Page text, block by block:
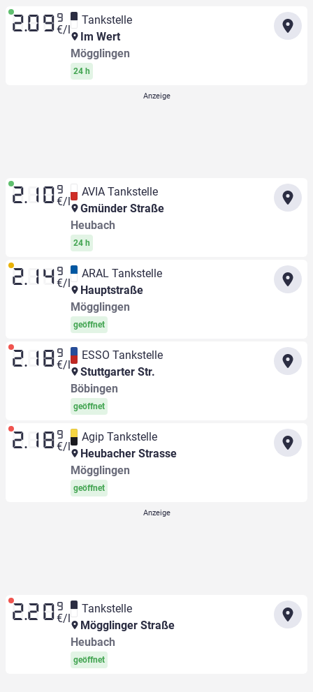
2.09 9
€/l
Tankstelle
Im Wert
Mögglingen
24 h
2.10 9
€/l
AVIA Tankstelle
Gmünder Straße
Heubach
24 h
2.14 9
€/l
ARAL Tankstelle
Hauptstraße
Mögglingen
geöffnet
2.18 9
€/l
ESSO Tankstelle
Stuttgarter Str.
Böbingen
geöffnet
2.18 9
€/l
Agip Tankstelle
Heubacher Strasse
Mögglingen
geöffnet
2.20 9
€/l
Tankstelle
Mögglinger Straße
Heubach
geöffnet